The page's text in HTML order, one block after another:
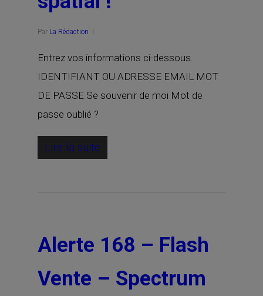
Par La Rédaction
Entrez vos informations ci-dessous.
IDENTIFIANT OU ADRESSE EMAIL MOT
DE PASSE Se souvenir de moi Mot de
passe oublié ?
Lire la suite
Alerte 168 – Flash
Vente – Spectrum